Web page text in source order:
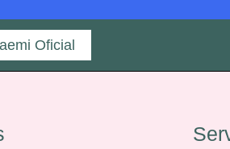
Oficial